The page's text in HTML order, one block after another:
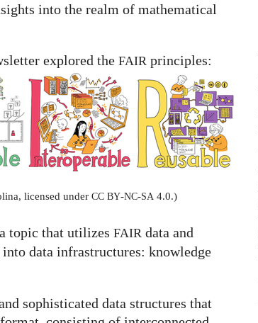
into the realm of mathematical
explored the FAIR principles:
licensed under CC BY-NC-SA 4.0.)
topic that utilizes FAIR data and
data infrastructures: knowledge
sophisticated data structures that